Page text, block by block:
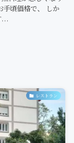
手頃価格で、 しか
...
レストラン